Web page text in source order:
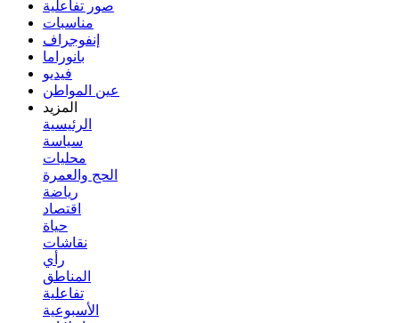
صور تفاعلية
مناسبات
إنفوجراف
بانوراما
فيديو
عين المواطن
المزيد
الرئيسية
سياسة
محليات
الحج والعمرة
رياضة
اقتصاد
حياة
نقاشات
رأي
المناطق
تفاعلية
الأسبوعية